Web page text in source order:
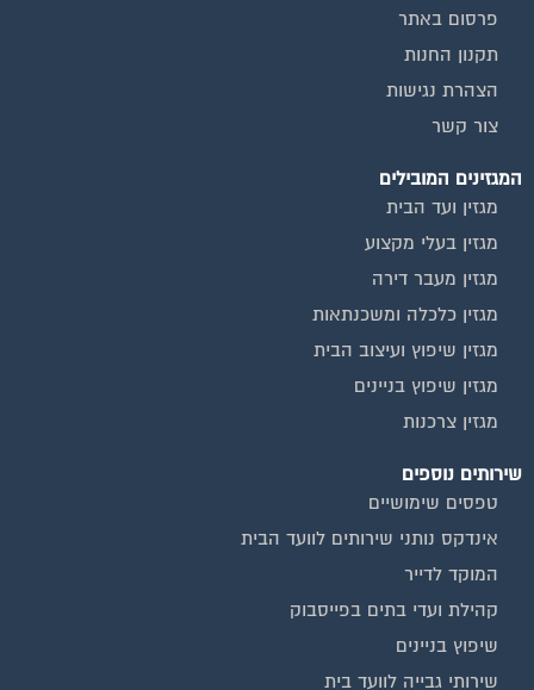
פרסום באתר
תקנון החנות
הצהרת נגישות
צור קשר
המגזינים המובילים
מגזין ועד הבית
מגזין בעלי מקצוע
מגזין מעבר דירה
מגזין כלכלה ומשכנתאות
מגזין שיפוץ ועיצוב הבית
מגזין שיפוץ בניינים
מגזין צרכנות
שירותים נוספים
טפסים שימושיים
אינדקס נותני שירותים לוועד הבית
המוקד לדייר
קהילת ועדי בתים בפייסבוק
שיפוץ בניינים
שירותי גבייה לוועד בית